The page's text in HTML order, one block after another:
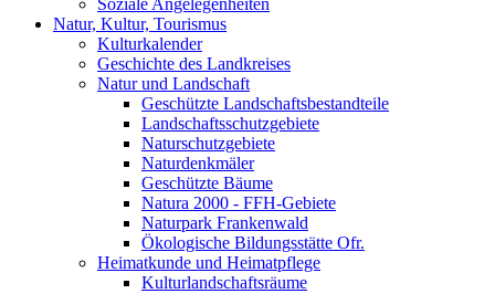
Soziale Angelegenheiten
Natur, Kultur, Tourismus
Kulturkalender
Geschichte des Landkreises
Natur und Landschaft
Geschützte Landschaftsbestandteile
Landschaftsschutzgebiete
Naturschutzgebiete
Naturdenkmäler
Geschützte Bäume
Natura 2000 - FFH-Gebiete
Naturpark Frankenwald
Ökologische Bildungsstätte Ofr.
Heimatkunde und Heimatpflege
Kulturlandschaftsräume